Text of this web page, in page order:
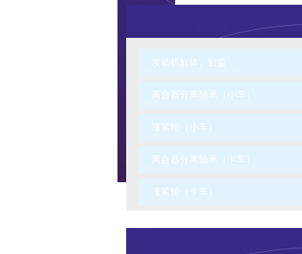
发动机缸体、缸盖
离合器分离轴承（小车）
涨紧轮（小车）
离合器分离轴承（卡车）
涨紧轮（卡车）